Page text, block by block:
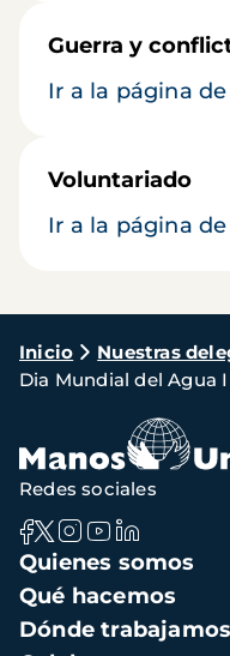
Guerra y
Ir a la página
Voluntariado
Ir a la página
Ruta
de
navegación
Inicio Nuestras
Dia Mundial del Agua I
Navegación
principal
Quienes somos
Qué hacemos
Dónde trabajamos
Redes sociales